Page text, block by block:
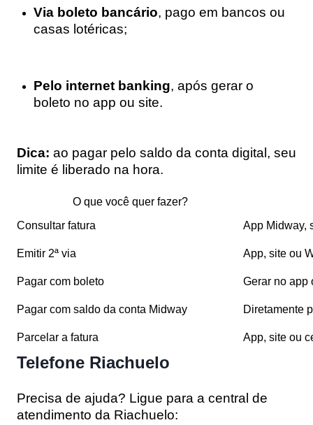
Via boleto bancário, pago em bancos ou
casas lotéricas;
Pelo internet banking, após gerar o
boleto no app ou site.
Dica: ao pagar pelo saldo da conta digital, seu
limite é liberado na hora.
O que você quer fazer?
Consultar fatura
App Midway,
Emitir 2ª via App, site ou
Pagar com boleto Gerar no app
Pagar com saldo da conta Midway Diretamente
Parcelar a fatura App, site ou
Telefone Riachuelo
Precisa de ajuda? Ligue para a central de
atendimento da Riachuelo: